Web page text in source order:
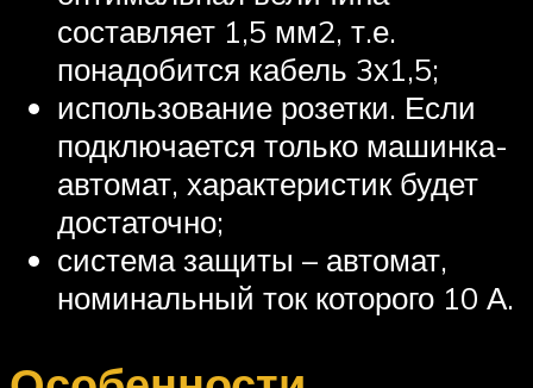
составляет 1,5 мм2, т.е.
понадобится кабель 3х1,5;
использование розетки. Если
подключается только машинка-
автомат, характеристик будет
достаточно;
система защиты – автомат,
номинальный ток которого 10 А.